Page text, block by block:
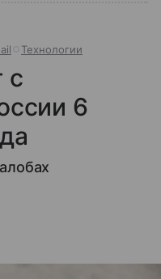
Технологии
с
6